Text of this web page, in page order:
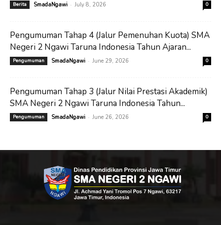
Berita SmadaNgawi - July 8, 2026 0
Pengumuman Tahap 4 (Jalur Pemenuhan Kuota) SMA
Negeri 2 Ngawi Taruna Indonesia Tahun Ajaran...
Pengumuman SmadaNgawi - June 29, 2026 0
Pengumuman Tahap 3 (Jalur Nilai Prestasi Akademik)
SMA Negeri 2 Ngawi Taruna Indonesia Tahun...
Pengumuman SmadaNgawi - June 26, 2026 0